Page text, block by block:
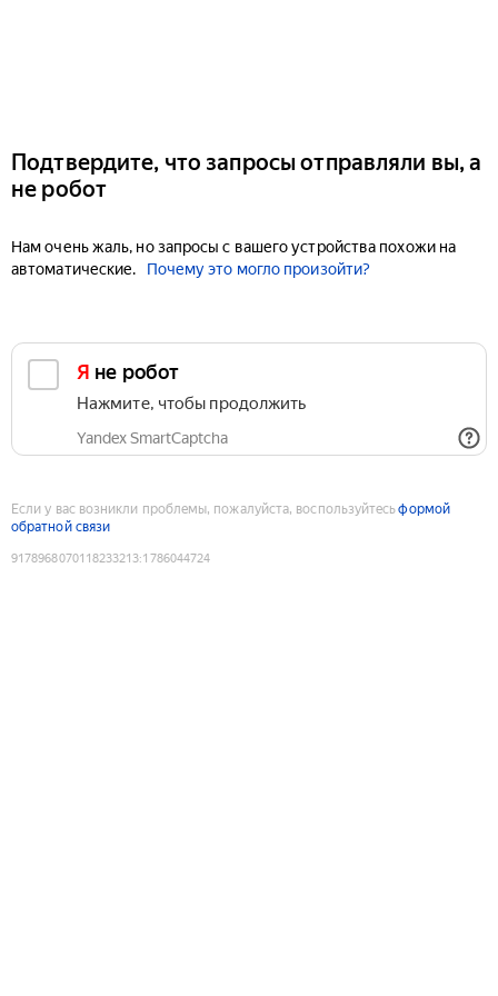
Подтвердите, что запросы отправляли вы, а
не робот
Нам очень жаль, но запросы с вашего устройства похожи на
автоматические.
Почему это могло произойти?
Я не робот
Нажмите, чтобы продолжить
Yandex SmartCaptcha
Если у вас возникли проблемы, пожалуйста, воспользуйтесьформой
обратной связи
9178968070118233213:1786044724